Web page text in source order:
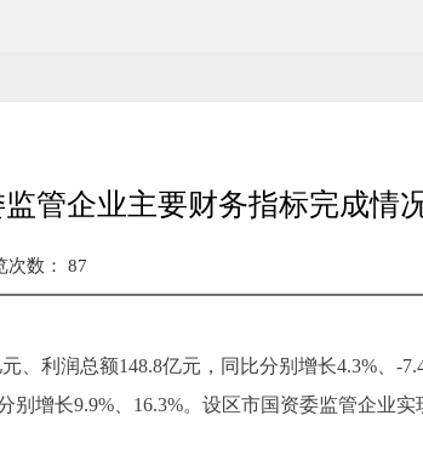
管企业主要财务指标完成情
次数： 87
利润总额148.8亿元，同比分别增长4.3%、-
增长9.9%、16.3%。设区市国资委监管企业实